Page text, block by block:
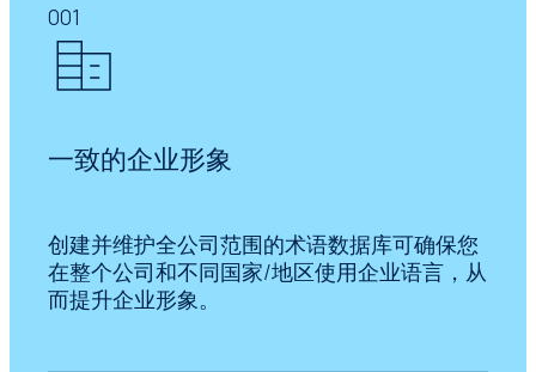
001
一致的企业形象
创建并维护全公司范围的术语数据库可确保您
在整个公司和不同国家/地区使用企业语言，从
而提升企业形象。